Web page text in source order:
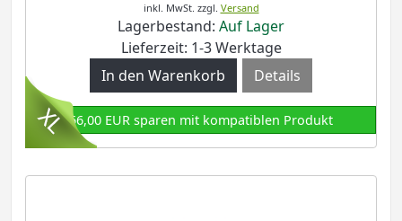
inkl. MwSt. zzgl. Versand
Lagerbestand: Auf Lager
Lieferzeit: 1-3 Werktage
Details
66,00 EUR sparen mit kompatiblen Produkt